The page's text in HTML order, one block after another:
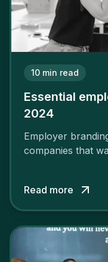
10 min read
Essential
2024
Employer
companies that
attract the best
Read more